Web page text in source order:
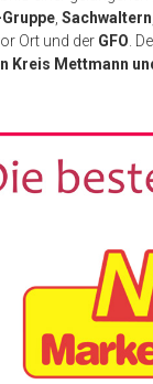
Sachwaltern
Ort und der GFO .
Kreis Mettmann